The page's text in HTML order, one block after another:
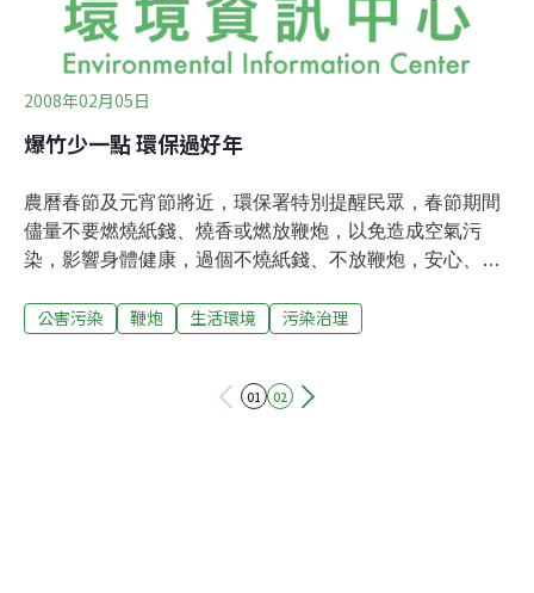
2008年02月05日
爆竹少一點 環保過好年
農曆春節及元宵節將近，環保署特別提醒民眾，春節期間
儘量不要燃燒紙錢、燒香或燃放鞭炮，以免造成空氣污
染，影響身體健康，過個不燒紙錢、不放鞭炮，安心、安
俗節慶中，民眾都有在家祭拜祖先及神明，或到廟裡拜拜
題，影響空氣品質及人體健康而不自知，且常引起民眾陳
公害污染 鞭炮 生活環境 污染治理
01 02